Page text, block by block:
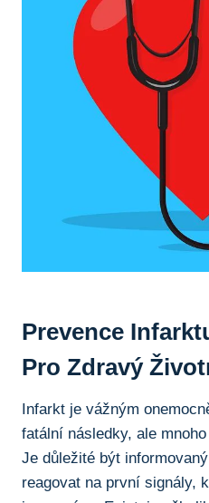
Prevence
⁤pro ​zdravý
Infarkt je‌ vážným
fatální následky, ale
Je důležité být
reagovat na první signály,